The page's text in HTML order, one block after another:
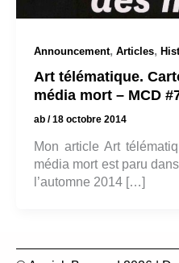
Announcement, Articles,
Art télématique.
média mort – MCD
ab /18 octobre 2014
Mon article Art
média mort est paru
l’automne 2014 […]